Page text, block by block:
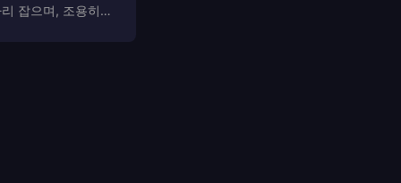
잡으며, 조용히